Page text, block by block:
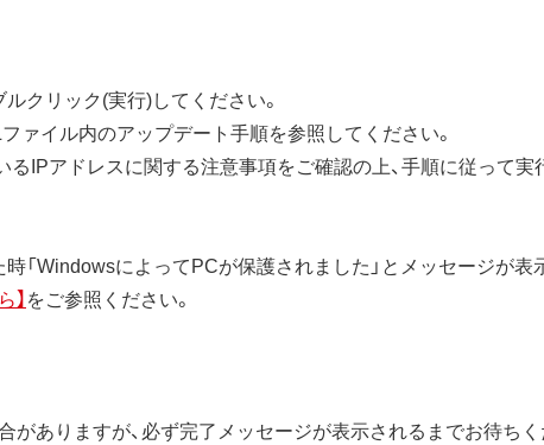
クリック(実行)してください。
ァイル内のアップデート手順を参照してください。
るIPアドレスに関する注意事項をご確認の上、手順に従って実
「WindowsによってPCが保護されました」とメッセージが表
】をご参照ください。
がありますが、必ず完了メッセージが表示されるまでお待ち